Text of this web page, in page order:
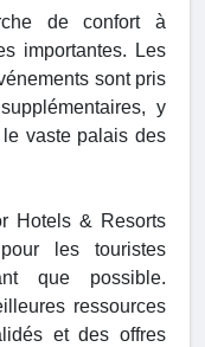
de confort à
importantes. Les
sont pris
y
vaste palais des
Hotels & Resorts
les touristes
que possible.
ressources
et des offres